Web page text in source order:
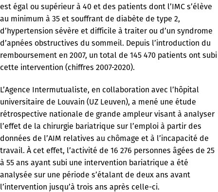
est égal ou supérieur à 40 et des patients dont l’IMC s’élève
au minimum à 35 et souffrant de diabète de type 2,
d’hypertension sévère et difficile à traiter ou d’un syndrome
d’apnées obstructives du sommeil. Depuis l’introduction du
remboursement en 2007, un total de 145 470 patients ont subi
cette intervention (chiffres 2007-2020).
L’Agence Intermutualiste, en collaboration avec l’hôpital
universitaire de Louvain (UZ Leuven), a mené une étude
rétrospective nationale de grande ampleur visant à analyser
l’effet de la chirurgie bariatrique sur l’emploi à partir des
données de l’AIM relatives au chômage et à l’incapacité de
travail. À cet effet, l’activité de 16 276 personnes âgées de 25
à 55 ans ayant subi une intervention bariatrique a été
analysée sur une période s’étalant de deux ans avant
l’intervention jusqu’à trois ans après celle-ci.